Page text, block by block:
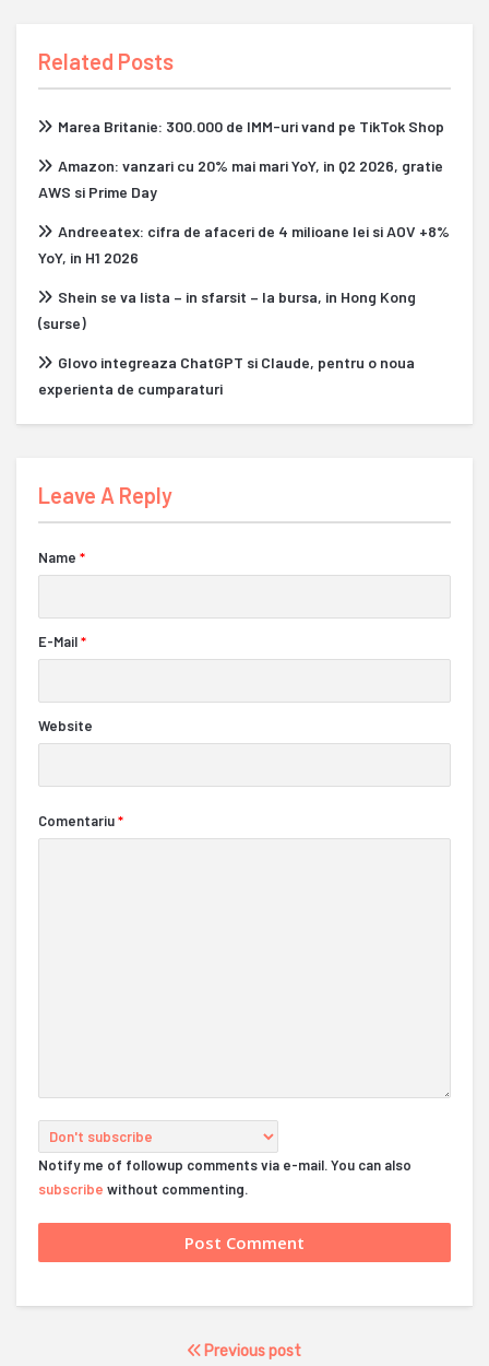
Related Posts
Marea Britanie: 300.000 de IMM-uri vand pe TikTok Shop
Amazon: vanzari cu 20% mai mari YoY, in Q2 2026, gratie
AWS si Prime Day
Andreeatex: cifra de afaceri de 4 milioane lei si AOV +8%
YoY, in H1 2026
Shein se va lista – in sfarsit – la bursa, in Hong Kong
(surse)
Glovo integreaza ChatGPT si Claude, pentru o noua
experienta de cumparaturi
Leave A Reply
Name *
E-Mail*
Website
Comentariu*
Notify me of followup comments via e-mail. You can also
subscribe without commenting.
Previous post